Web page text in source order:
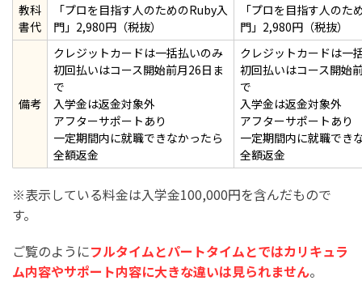
教科
書代
「プロを目指す人のためのRuby入
門」2,980円（税抜）
「プロを目指す人のた
門」2,980円（税抜）
備考
クレジットカードは一括払いのみ
初回払いはコース開始前月26日ま
で
入学金は返金対象外
アフターサポートあり
一定期間内に就職できなかったら
全額返金
クレジットカードは一
初回払いはコース開始
で
入学金は返金対象外
アフターサポートあり
一定期間内に就職でき
全額返金
※表示している料金は入学金100,000円を含んだもので
す。
ご覧のようにフルタイムとパートタイムとではカリキュラ
ム内容やサポート内容に大きな違いは見られません。